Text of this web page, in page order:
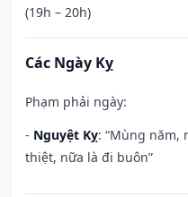
(19h – 20h)
Các Ngày Kỵ
Phạm phải ngày:
- Nguyệt Kỵ: “Mùng năm,
thiệt, nữa là đi buôn”